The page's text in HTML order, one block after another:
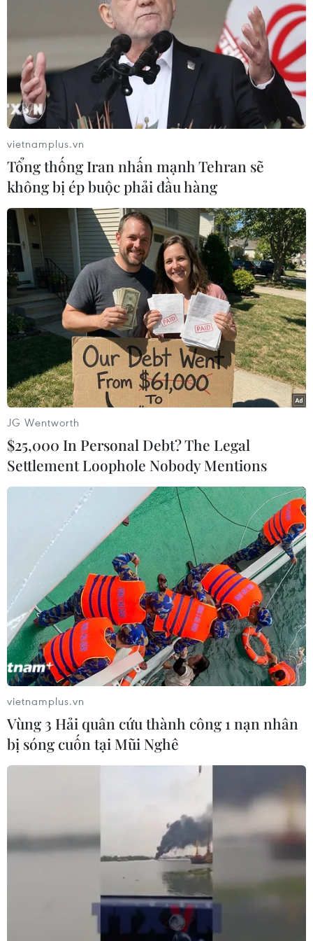
Quang Hải: Hai bàn thắng vào lưới Altyn
Asyr là bình thường
20/08/2019 15:18
Tiền vệ Quang Hải đã có màn trình ấn tượng với hai
bàn thắng đẹp mắt giúp Hà Nội FC ngược dòng 3-2
trước Altyn Asyr ở lượt đi bán kết liên khu vực AFC Cup
2019.
Cận cảnh Quang Hải lập siêu
phẩm giúp Hà Nội FC hạ Altyn Asyr
20/08/2019 15:10
Với chiến thắng 3-2 nhờ cú đúp của Quang Hải, Hà Nội
FC đang có được lợi thế trước cuộc tái ngộ Altyn Asyr
trên đất Turkmenistan vào ngày 27/8.
Cận cảnh Quang Hải toả sáng dù
liên tục bị đối phương phạm lỗi
vietnamplus.vn
Tổng thống Iran nhấn mạnh Tehran sẽ
không bị ép buộc phải đầu hàng
JG Wentworth
$25,000 In Personal Debt? The Legal
Settlement Loophole Nobody Mentions
vietnamplus.vn
Vùng 3 Hải quân cứu thành công 1 nạn nhân
bị sóng cuốn tại Mũi Nghê